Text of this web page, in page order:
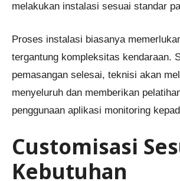
melakukan instalasi sesuai standar
Proses instalasi biasanya
tergantung kompleksitas kendaraan.
pemasangan selesai, teknisi akan
menyeluruh dan memberikan
penggunaan aplikasi monitoring
Customisasi
Kebutuhan